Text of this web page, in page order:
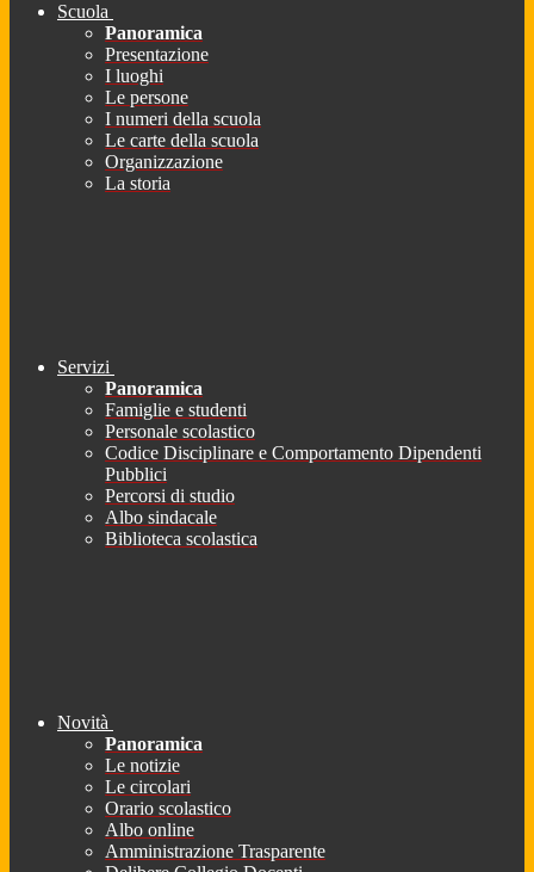
Scuola
Panoramica
Presentazione
I luoghi
Le persone
I numeri della scuola
Le carte della scuola
Organizzazione
La storia
Servizi
Panoramica
Famiglie e studenti
Personale scolastico
Codice Disciplinare e Comportamento Dipendenti
Pubblici
Percorsi di studio
Albo sindacale
Biblioteca scolastica
Novità
Panoramica
Le notizie
Le circolari
Orario scolastico
Albo online
Amministrazione Trasparente